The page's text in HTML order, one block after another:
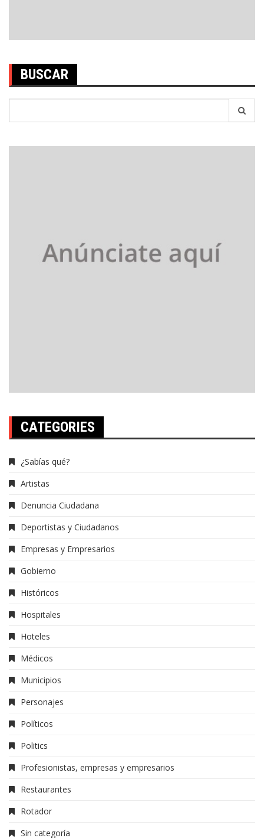
BUSCAR
CATEGORIES
¿Sabías qué?
Artistas
Denuncia Ciudadana
Deportistas y Ciudadanos
Empresas y Empresarios
Gobierno
Históricos
Hospitales
Hoteles
Médicos
Municipios
Personajes
Políticos
Politics
Profesionistas, empresas y empresarios
Restaurantes
Rotador
Sin categoría